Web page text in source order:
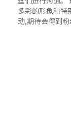
多彩的形象和特
动,期待会得到粉